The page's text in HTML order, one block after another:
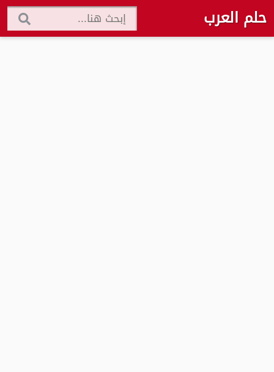
حلم العرب